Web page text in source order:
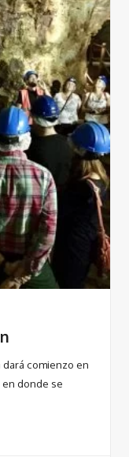
comienzo en
donde se